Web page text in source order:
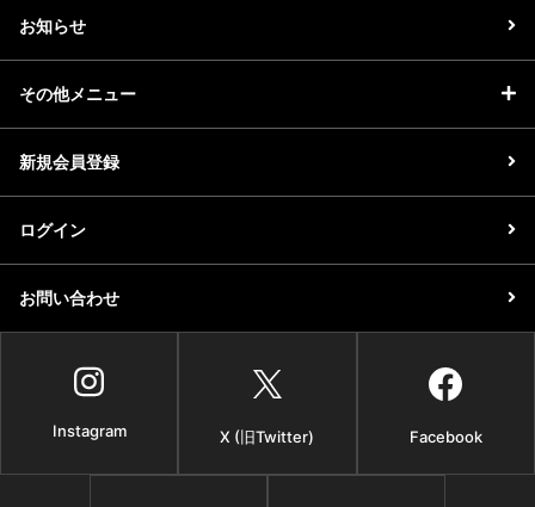
お知らせ
その他メニュー
新規会員登録
ログイン
お問い合わせ
Instagram X (旧Twitter) Facebook